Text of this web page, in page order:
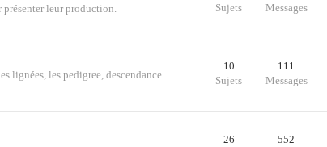
leur production.
Sujets
Messages
lignées, les pedigree, descendance .
10
Sujets
111
Messages
26
552